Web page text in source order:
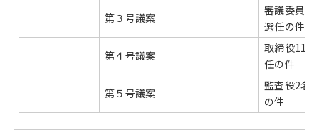
第３号議案
審議委員14
選任の件
第４号議案
取締役11名
任の件
第５号議案
監査役2名
の件